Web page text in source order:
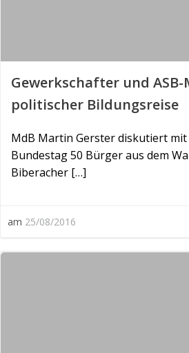
Gewerkschafter und
politischer Bildungsreise
MdB Martin Gerster diskutiert
Bundestag 50 Bürger aus dem
Biberacher […]
am 25/08/2016